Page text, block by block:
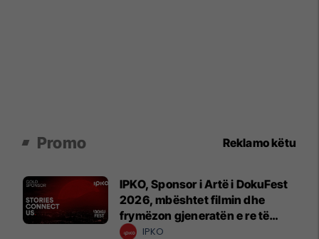
Promo Reklamo këtu
IPKO, Sponsor i Artë i DokuFest
2026, mbështet filmin dhe
frymëzon gjeneratën e re të
krijuesve
IPKO